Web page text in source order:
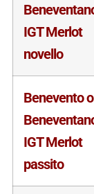
IGT Merlot
novello
Benevento o
IGT Merlot
passito